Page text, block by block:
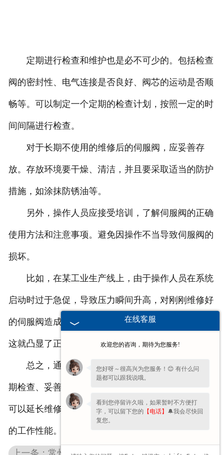
定期进行检查和维护也是必不可少的。包括检查
阀的密封性、电气连接是否良好、阀芯的运动是否顺
畅等。可以制定一个定期的检查计划，按照一定的时
间间隔进行检查。
对于长期不使用的维修后的伺服阀，应妥善存
放。存放环境要干燥、清洁，并且要采取适当的防护
措施，如涂抹防锈油等。
另外，操作人员应接受培训，了解伺服阀的正确
使用方法和注意事项。避免因操作不当导致伺服阀的
损坏。
比如，在某工业生产线上，由于操作人员在系统
启动时过于急促，导致压力瞬间升高，对刚刚维修好
的伺服阀造成了二次损伤，影响了生产的正常进行。
这就凸显了正确操作和控制压力变化的重要性。
总之，通过保持清洁、控制环境、稳定工况、定
期检查、妥善存放和正确操作等多方面的保护措施，
可以延长维修后伺服阀的使用寿命，确保其稳定可靠
的工作性能。
在线客服
欢迎您的咨询，期待为您服务!
您好呀～很高兴为您服务！😊 有什么问
题都可以跟我说哦。
看到您停留许久啦，如果暂时不方便打
字，可以留下您的 【电话】 🔔我会尽快回
复您。